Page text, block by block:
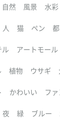
自然 風景 水彩
人 猫 ペン
ル アートモール
植物 ウサギ
かわいい フ
夜 緑 ブルー